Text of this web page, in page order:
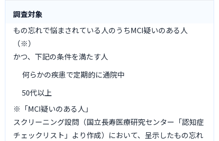
調査対象
もの忘れで悩まされている人のうちMCI疑いのある人
（※）
かつ、下記の条件を満たす人
何らかの疾患で定期的に通院中
50代以上
※「MCI疑いのある人」
スクリーニング設問（国立長寿医療研究センター「認知症
チェックリスト」より作成）において、呈示したもの忘れ